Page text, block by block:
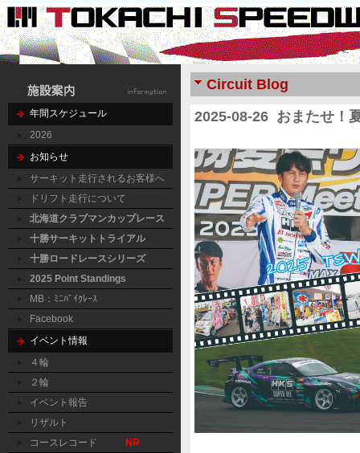
年間スケジュール
2026
お知らせ
サーキット走行されるお客様へ
ドリフト走行について
北海道クラブマンカップレース
十勝サーキットトライアル
十勝ロードレースシリーズ
2025 Point Standings
MB：ﾐﾆﾊﾞｲｸﾚｰｽ
Facebook
イベント情報
４輪
２輪
イベント報告
リザルト
コースレコード
NR
Circuit Blog
2025-08-26 おまたせ！